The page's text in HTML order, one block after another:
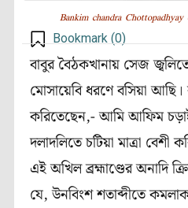
Bankim chandra Chottopadhyay
Bookmark (0)
বাবুর বৈঠকখানায় সেজ
মোসায়েবি ধরণে বসিয়া আছি।
করিতেছেন,- আমি আফিম
দলাদলিতে চটিয়া মাত্রা বেশী
এই অখিল ব্রহ্মাণ্ডের অনাদি
যে, উনবিংশ শতাব্দীতে